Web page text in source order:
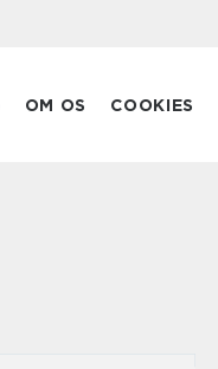
OM OS COOKIES